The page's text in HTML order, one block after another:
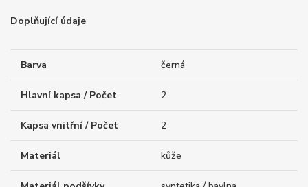
Doplňující údaje
Barva černá
Hlavní kapsa / Počet 2
Kapsa vnitřní / Počet 2
Materiál kůže